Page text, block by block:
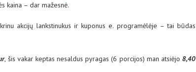
kaina – dar mažesnė.
akcijų lankstinukus ir kuponus e. programėlėje – tai būdas
, šis vakar keptas nesaldus pyragas (6 porcijos) man atsiėjo8,40